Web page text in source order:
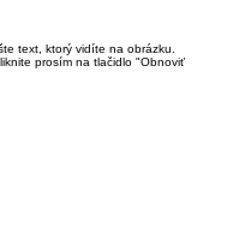
text, ktorý vidíte na obrázku.
prosím na tlačidlo "Obnoviť